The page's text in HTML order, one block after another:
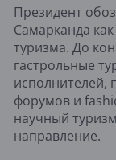
Президент
Самарканда
туризма. До
гастрольные
исполнителей,
форумов и
научный
направление.